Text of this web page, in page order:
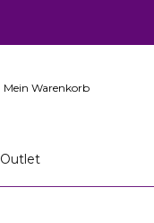
Mein Warenkorb
Outlet